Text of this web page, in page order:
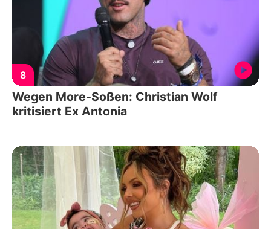
8
Wegen More-Soßen: Christian Wolf
kritisiert Ex Antonia